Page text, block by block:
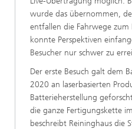
wurde das übernommen,
entfallen die Fahrwege
konnte Perspektiven
Besucher nur schwer zu
Der erste Besuch galt dem
2020 an laserbasierten
Batterieherstellung
die ganze Fertigungskette
beschreibt Reininghaus die